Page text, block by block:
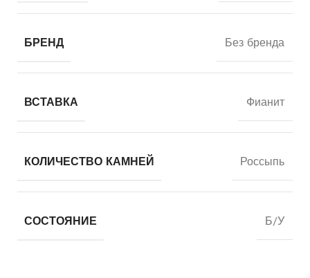
БРЕНД Без бренда
ВСТАВКА Фианит
КОЛИЧЕСТВО КАМНЕЙ Россыпь
СОСТОЯНИЕ Б/У